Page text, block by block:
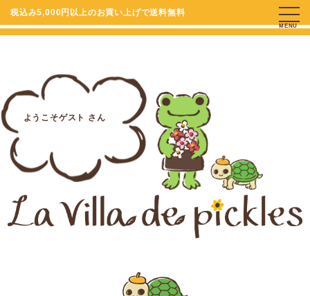
税込み5,000円以上のお買い上げで送料無料
ようこそゲスト さん
MENU